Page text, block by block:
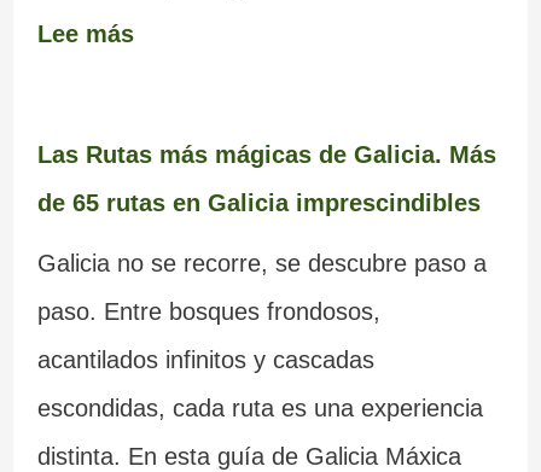
Lee más
Las Rutas más mágicas de Galicia. Más
de 65 rutas en Galicia imprescindibles
Galicia no se recorre, se descubre paso a
paso. Entre bosques frondosos,
acantilados infinitos y cascadas
escondidas, cada ruta es una experiencia
distinta. En esta guía de Galicia Máxica